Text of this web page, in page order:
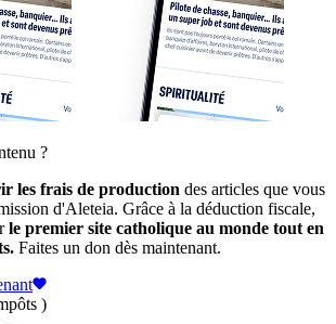
?
les frais de production des articles que vous
d'Aleteia. Grâce à la déduction fiscale,
le premier site catholique au monde tout en
Faites un don dès maintenant.
)